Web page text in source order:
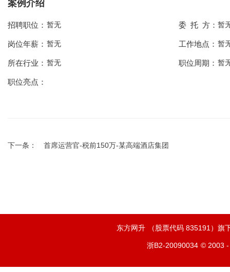
案例介绍
招聘职位： 暂无 委 托 方： 暂
岗位年薪： 暂无 工作地点： 暂
所在行业： 暂无 职位周期： 暂
职位亮点：
下一条： 首席运营官-税前150万-某高端酒店集团
东方网升 （股票代码 835191）旗
浙B2-20090034 © 2003